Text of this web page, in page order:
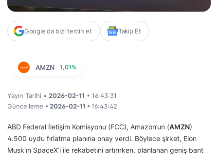
Google'da bizi tercih et Takip Et
AMZN 1,01%
Yayın Tarihi • 2026-02-11 • 16:43:31
Güncelleme • 2026-02-11 • 16:43:42
ABD Federal İletişim Komisyonu (FCC), Amazon’un (AMZN)
4.500 uydu fırlatma planına onay verdi. Böylece şirket, Elon
Musk’ın SpaceX’i ile rekabetini artırırken, planlanan geniş bant